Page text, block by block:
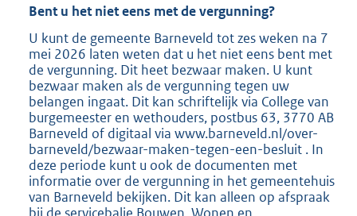
Bent u het niet eens met de vergunning?
U kunt de gemeente Barneveld tot zes weken na 7
mei 2026 laten weten dat u het niet eens bent met
de vergunning. Dit heet bezwaar maken. U kunt
bezwaar maken als de vergunning tegen uw
belangen ingaat. Dit kan schriftelijk via College van
burgemeester en wethouders, postbus 63, 3770 AB
Barneveld of digitaal via www.barneveld.nl/over-
barneveld/bezwaar-maken-tegen-een-besluit . In
deze periode kunt u ook de documenten met
informatie over de vergunning in het gemeentehuis
van Barneveld bekijken. Dit kan alleen op afspraak